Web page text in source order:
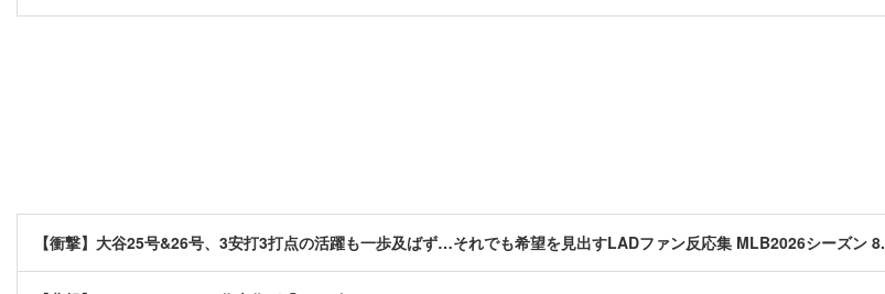
【衝撃】大谷25号&26号、3安打3打点の活躍も一歩及ばず…それでも希望を見出すLADファン反応集 MLB2026シーズン 8.